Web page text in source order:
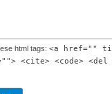
html tags: <a href=""
<cite> <code>